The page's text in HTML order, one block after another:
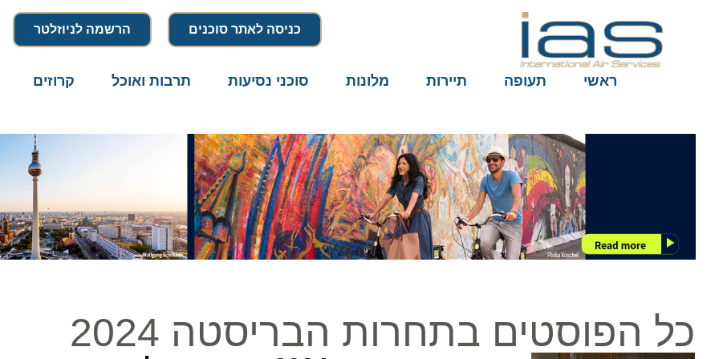
כניסה לאתר סוכנים הרשמה לניוזלטר
ראשי תעופה תיירות מלונות סוכני נסיעות תרבות ואוכל קרוזים
כל הפוסטים בתחרות הבריסטה 2024